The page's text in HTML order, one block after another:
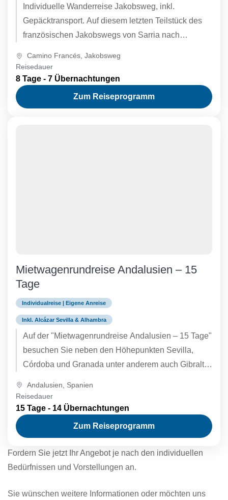
Individuelle Wanderreise Jakobsweg, inkl.
Gepäcktransport. Auf diesem letzten Teilstück des
französischen Jakobswegs von Sarria nach
ländlich geprägte Galicien...
Camino Francés Jakobsweg
Reisedauer
8 Tage - 7 Übernachtungen
Zum Reiseprogramm
Mietwagenrundreise Andalusien – 15
Tage
Individualreise | Eigene Anreise
Inkl. Alcázar Sevilla & Alhambra
Auf der "Mietwagenrundreise Andalusien – 15 Tage"
besuchen Sie neben den Höhepunkten Sevilla,
Córdoba und Granada unter anderem auch Gibraltar
der Provinz Jaén. Die Eintritte in die Alhambra in
Granada und in den Alcázar von Sevilla sind in
unserem Reisepaket inklusive. Fordern Sie jetzt ein
individuelles, tagesaktuelles Angebot zu Ihrem
Wunschtermin an!
Andalusien
Spanien
Reisedauer
15 Tage - 14 Übernachtungen
Zum Reiseprogramm
Fordern Sie jetzt Ihr Angebot je nach den individuellen
Bedürfnissen und Vorstellungen an.
Sie wünschen weitere Informationen oder möchten uns